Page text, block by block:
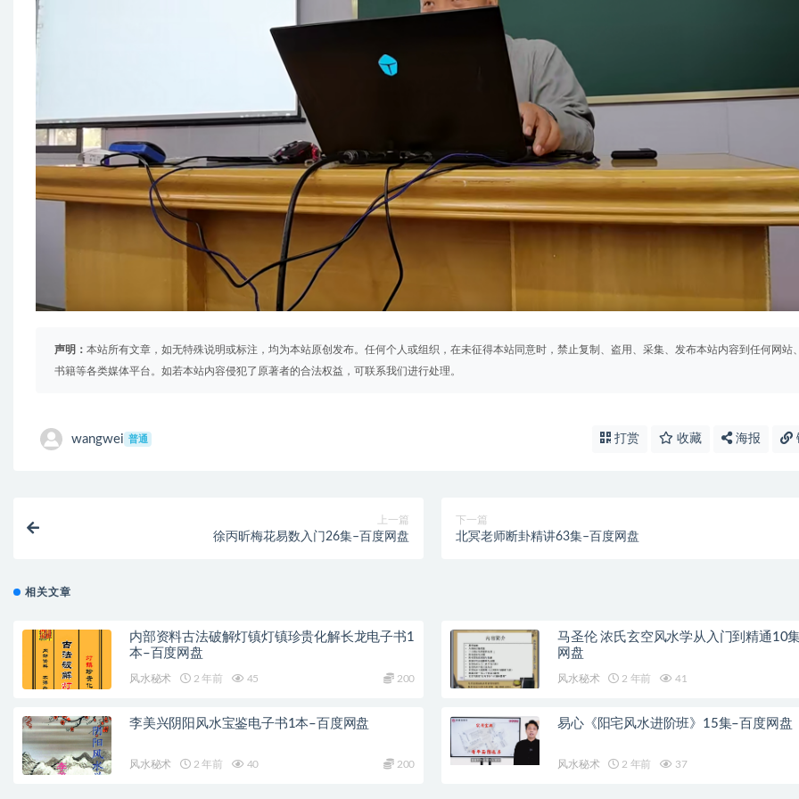
声明： 本站所有文章，如无特殊说明或标注，均为本站原创发布。任何个人或组织，在未征得本站同意时，禁止复制、盗用、采集、发布本站内容到任何网站
书籍等各类媒体平台。如若本站内容侵犯了原著者的合法权益，可联系我们进行处理。
wangwei 普通 打赏 收藏 海报
上一篇
徐丙昕梅花易数入门26集–百度网盘
下一篇
北冥老师断卦精讲63集–百度网盘
相关文章
内部资料古法破解灯镇灯镇珍贵化解长龙电子书1
本–百度网盘
风水秘术 2 年前 45 200
马圣伦 浓氏玄空风水学从入门到精通10
网盘
风水秘术 2 年前 41
李美兴阴阳风水宝鉴电子书1本–百度网盘
风水秘术 2 年前 40 200
易心《阳宅风水进阶班》15集–百度网盘
风水秘术 2 年前 37